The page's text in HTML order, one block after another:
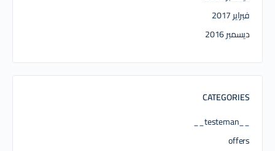
فبراير 2017
ديسمبر 2016
CATEGORIES
__testeman__
offers